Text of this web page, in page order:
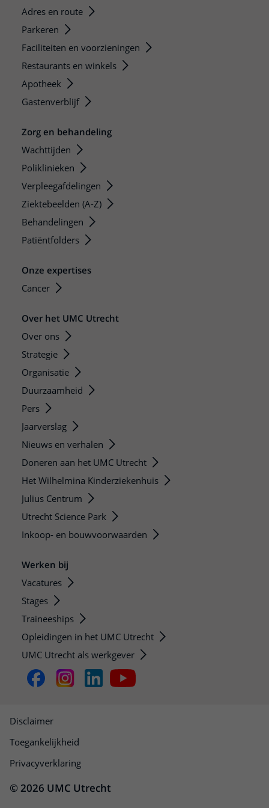
Adres en route
Parkeren
Faciliteiten en voorzieningen
Restaurants en winkels
Apotheek
Gastenverblijf
Zorg en behandeling
Wachttijden
Poliklinieken
Verpleegafdelingen
Ziektebeelden (A-Z)
Behandelingen
Patiëntfolders
Onze expertises
Cancer
Over het UMC Utrecht
Over ons
Strategie
Organisatie
Duurzaamheid
Pers
Jaarverslag
Nieuws en verhalen
Doneren aan het UMC Utrecht
Het Wilhelmina Kinderziekenhuis
Julius Centrum
Utrecht Science Park
Inkoop- en bouwvoorwaarden
Werken bij
Vacatures
Stages
Traineeships
Opleidingen in het UMC Utrecht
UMC Utrecht als werkgever
© 2026 UMC Utrecht
Disclaimer
Toegankelijkheid
Privacyverklaring